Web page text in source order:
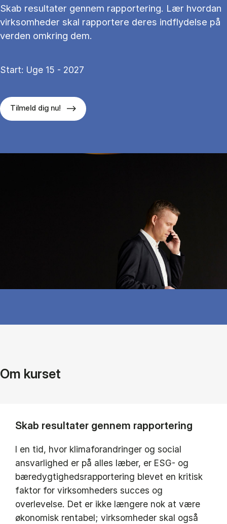
Skab resultater gennem rapportering. Lær hvordan
virksomheder skal rapportere deres indflydelse på
verden omkring dem.
Start: Uge 15 - 2027
Tilmeld dig nu!
Om kurset
Skab resultater gennem rapportering
I en tid, hvor klimaforandringer og social
ansvarlighed er på alles læber, er ESG- og
bæredygtighedsrapportering blevet en kritisk
faktor for virksomheders succes og
overlevelse. Det er ikke længere nok at være
økonomisk rentabel; virksomheder skal også